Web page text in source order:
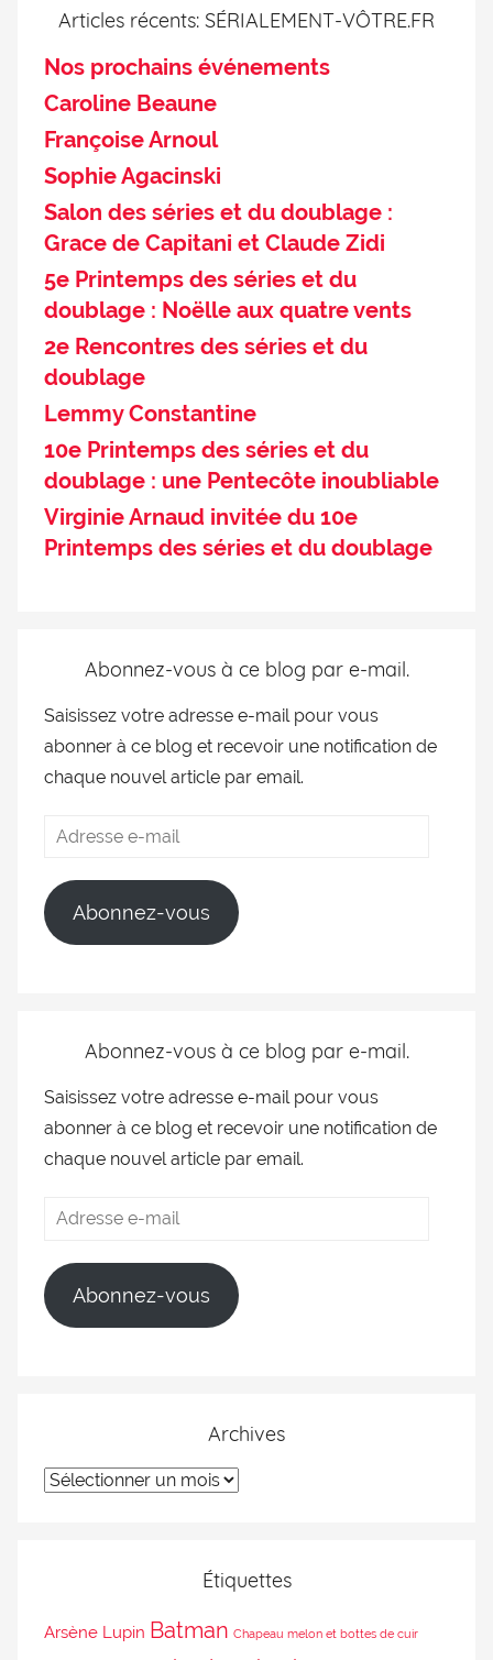
Articles récents: SÉRIALEMENT-VÔTRE.FR
Nos prochains événements
Caroline Beaune
Françoise Arnoul
Sophie Agacinski
Salon des séries et du doublage :
Grace de Capitani et Claude Zidi
5e Printemps des séries et du
doublage : Noëlle aux quatre vents
2e Rencontres des séries et du
doublage
Lemmy Constantine
10e Printemps des séries et du
doublage : une Pentecôte inoubliable
Virginie Arnaud invitée du 10e
Printemps des séries et du doublage
Abonnez-vous à ce blog par e-mail.
Saisissez votre adresse e-mail pour vous
abonner à ce blog et recevoir une notification de
chaque nouvel article par email.
Abonnez-vous
Abonnez-vous à ce blog par e-mail.
Saisissez votre adresse e-mail pour vous
abonner à ce blog et recevoir une notification de
chaque nouvel article par email.
Abonnez-vous
Archives
Étiquettes
Arsène Lupin Batman Chapeau melon et bottes de cuir